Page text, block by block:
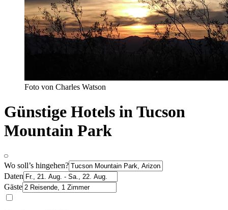
Foto von Charles Watson
Günstige Hotels in Tucson
Mountain Park
Wo soll’s hingehen?
Daten
Gäste